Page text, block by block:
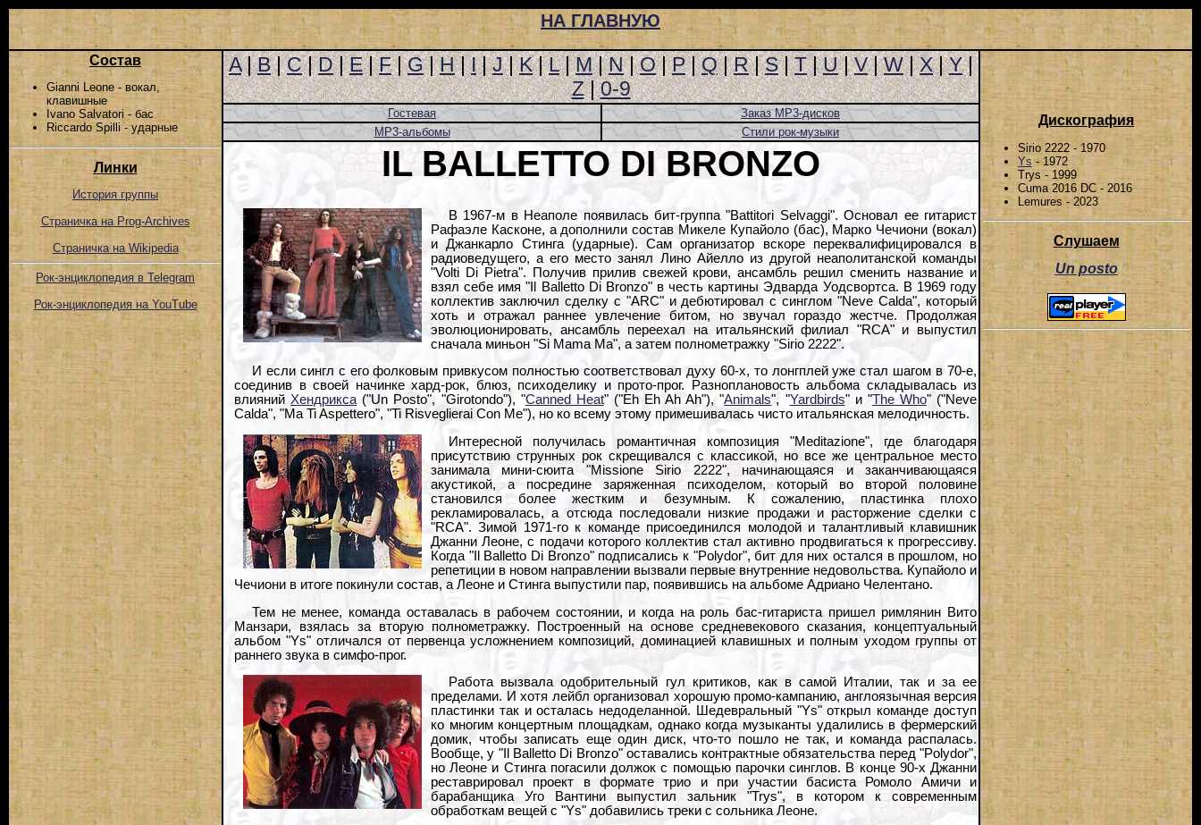
НА ГЛАВНУЮ
Состав
Gianni Leone - вокал,
клавишные
Ivano Salvatori - бас
Riccardo Spilli - ударные
Линки
История группы
Страничка на Prog-Archives
Страничка на Wikipedia
Рок-энциклопедия в Telegram
Рок-энциклопедия на YouTube
A|B|C|D|E|F|G|H|I|J|K|L|M|N|O|P|Q|R|S|T|U|V|W|X|Y|
Z|0-9
Дискография
Sirio 2222 - 1970
Ys - 1972
Trys - 1999
Cuma 2016 DC - 2016
Lemures - 2023
Слушаем
Un posto
Гостевая
Заказ MP3-дисков
MP3-альбомы
Стили рок-музыки
IL BALLETTO DI BRONZO
В 1967-м в Неаполе появилась бит-группа "Battitori Selvaggi". Основал ее гитарист
Рафаэле Касконе, а дополнили состав Микеле Купайоло (бас), Марко Чечиони (вокал)
и Джанкарло Стинга (ударные). Сам организатор вскоре переквалифицировался в
радиоведущего, а его место занял Лино Айелло из другой неаполитанской команды
"Volti Di Pietra". Получив прилив свежей крови, ансамбль решил сменить название и
взял себе имя "Il Balletto Di Bronzo" в честь картины Эдварда Уодсвортса. В 1969 году
коллектив заключил сделку с "ARC" и дебютировал с синглом "Neve Calda", который
хоть и отражал раннее увлечение битом, но звучал гораздо жестче. Продолжая
эволюционировать, ансамбль переехал на итальянский филиал "RCA" и выпустил
сначала миньон "Si Mama Ma", а затем полнометражку "Sirio 2222".
И если сингл с его фолковым привкусом полностью соответствовал духу 60-х, то лонгплей уже стал шагом в 70-е,
соединив в своей начинке хард-рок, блюз, психоделику и прото-прог. Разноплановость альбома складывалась из
влиянийХендрикса("Un Posto", "Girotondo"), "Canned Heat" ("Eh Eh Ah Ah"), "Animals", "Yardbirds" и "The Who" ("Neve
Calda", "Ma Ti Aspettero", "Ti Risveglierai Con Me"), но ко всему этому примешивалась чисто итальянская мелодичность.
Интересной получилась романтичная композиция "Meditazione", где благодаря
присутствию струнных рок скрещивался с классикой, но все же центральное место
занимала мини-сюита "Missione Sirio 2222", начинающаяся и заканчивающаяся
акустикой, а посредине заряженная психоделом, который во второй половине
становился более жестким и безумным. К сожалению, пластинка плохо
рекламировалась, а отсюда последовали низкие продажи и расторжение сделки с
"RCA". Зимой 1971-го к команде присоединился молодой и талантливый клавишник
Джанни Леоне, с подачи которого коллектив стал активно продвигаться к прогрессиву.
Когда "Il Balletto Di Bronzo" подписались к "Polydor", бит для них остался в прошлом, но
репетиции в новом направлении вызвали первые внутренние недовольства. Купайоло и
Чечиони в итоге покинули состав, а Леоне и Стинга выпустили пар, появившись на альбоме Адриано Челентано.
Тем не менее, команда оставалась в рабочем состоянии, и когда на роль бас-гитариста пришел римлянин Вито
Манзари, взялась за вторую полнометражку. Построенный на основе средневекового сказания, концептуальный
альбом "Ys" отличался от первенца усложнением композиций, доминацией клавишных и полным уходом группы от
раннего звука в симфо-прог.
Работа вызвала одобрительный гул критиков, как в самой Италии, так и за ее
пределами. И хотя лейбл организовал хорошую промо-кампанию, англоязычная версия
пластинки так и осталась недоделанной. Шедевральный "Ys" открыл команде доступ
ко многим концертным площадкам, однако когда музыканты удалились в фермерский
домик, чтобы записать еще один диск, что-то пошло не так, и команда распалась.
Вообще, у "Il Balletto Di Bronzo" оставались контрактные обязательства перед "Polydor",
но Леоне и Стинга погасили должок с помощью парочки синглов. В конце 90-х Джанни
реставрировал проект в формате трио и при участии басиста Ромоло Амичи и
барабанщика Уго Вантини выпустил зальник "Trys", в котором к современным
обработкам вещей с "Ys" добавились треки с сольника Леоне.